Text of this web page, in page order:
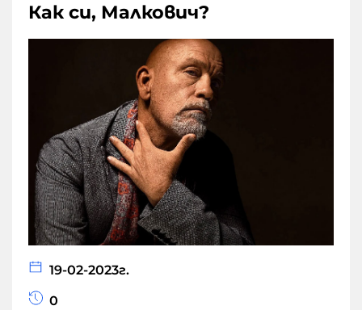
Как си, Малкович?
19-02-2023г.
0